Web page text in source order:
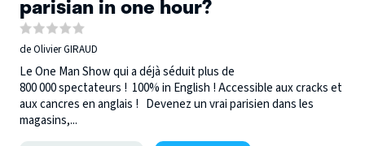
de Olivier GIRAUD
Le One Man Show qui a déjà séduit plus de
800 000 spectateurs ! 100% in English ! Accessible aux cracks et
aux cancres en anglais ! Devenez un vrai parisien dans les
magasins,...